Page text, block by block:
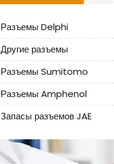
Разъемы Delphi
Другие разъемы
Разъемы Sumitomo
Разъемы Amphenol
Запасы разъемов JAE